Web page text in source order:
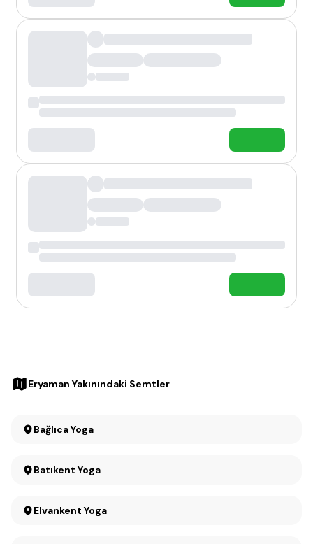
Eryaman Yakınındaki Semtler
Bağlıca Yoga
Batıkent Yoga
Elvankent Yoga